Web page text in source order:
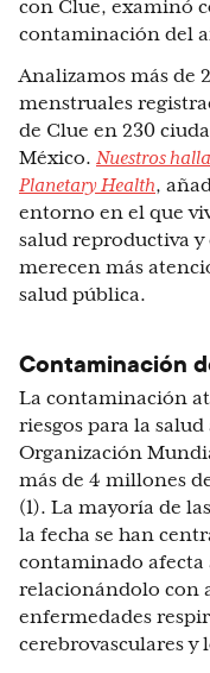
con Clue, examinó
contaminación del
Analizamos más de
menstruales
de Clue en 230
México. Nuestros
Planetary Health,
entorno en el que
salud reproductiva
merecen más
salud pública.
Contaminación
La contaminación
riesgos para la
Organización
más de 4 millones
(1). La mayoría de
la fecha se han
contaminado afecta
relacionándolo con
enfermedades
cerebrovasculares y